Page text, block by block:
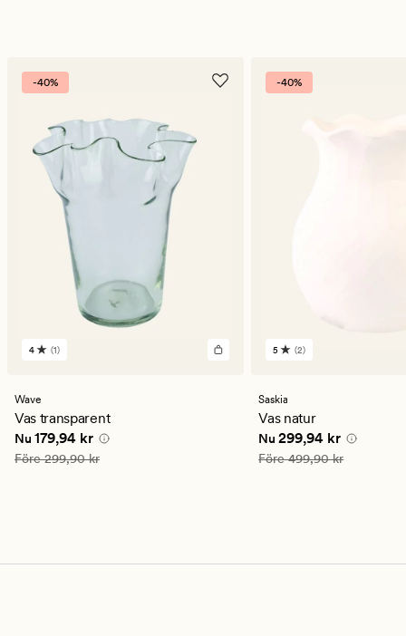
-40%
1
ett
genomsnittligt
betyg
på
4
4 (1)
Wave
Vas transparent
Nuvarande pris
Nu 179,94 kr
Ordinarie pris 299,90 kr
Före299,90 kr
-40%
2
ett
genomsnittligt
betyg
på
5
5 (2)
Saskia
Vas natur
Nuvarande pris
Nu 299,94 kr
Ordinarie pris 499,90 kr
Före499,90 kr